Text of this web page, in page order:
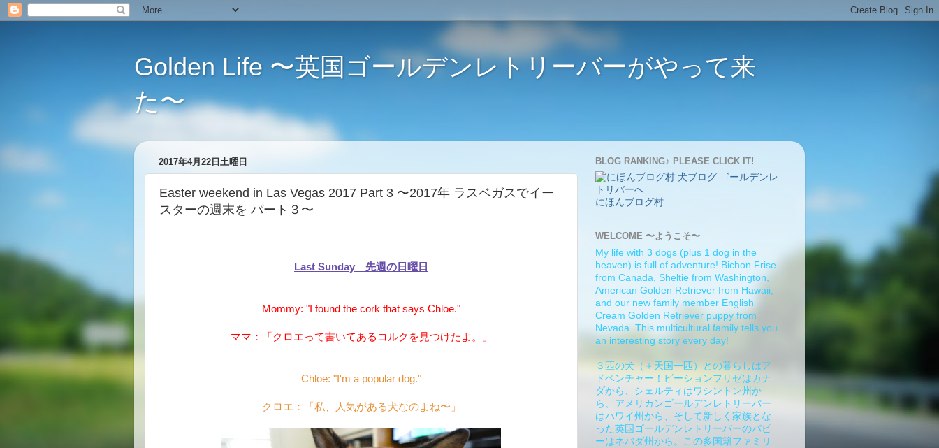
Golden Life 〜英国ゴールデンレトリーバーがやって来
た〜
2017年4月22日土曜日
Easter weekend in Las Vegas 2017 Part 3 〜2017年 ラスベガスでイー
スターの週末を パート３〜
Last Sunday 先週の日曜日
Mommy: "I found the cork that says Chloe."
ママ：「クロエって書いてあるコルクを見つけたよ。」
Chloe: "I'm a popular dog."
クロエ：「私、人気がある犬なのよね〜」
BLOG RANKING♪ PLEASE CLICK IT!
にほんブログ村
WELCOME 〜ようこそ〜
My life with 3 dogs (plus 1 dog in the
heaven) is full of adventure! Bichon Frise
from Canada, Sheltie from Washington,
American Golden Retriever from Hawaii,
and our new family member English
Cream Golden Retriever puppy from
Nevada. This multicultural family tells you
an interesting story every day!
３匹の犬（＋天国一匹）との暮らしはア
ドベンチャー！ビーションフリゼはカナ
ダから、シェルティはワシントン州か
ら、アメリカンゴールデンレトリーバー
はハワイ州から、そして新しく家族とな
った英国ゴールデンレトリーバーのパピ
ーはネバダ州から。この多国籍ファミリ